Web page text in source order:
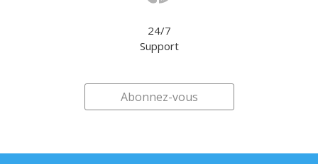
24/7
Support
Abonnez-vous